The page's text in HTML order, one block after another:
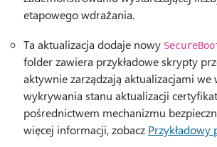
etapowego wdrażania.
Ta aktualizacja dodaje nowy
folder zawiera przykładowe skrypty
aktywnie zarządzają aktualizacjami
wykrywania stanu aktualizacji
pośrednictwem mechanizmu
więcej informacji, zobacz